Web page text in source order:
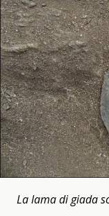
La lama di giada